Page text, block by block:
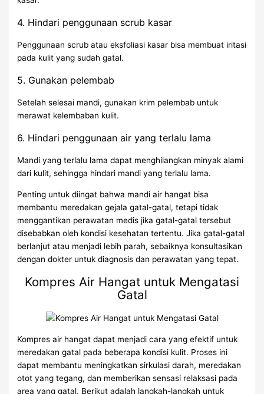
4. Hindari penggunaan scrub kasar
Penggunaan scrub atau eksfoliasi kasar bisa membuat iritasi
pada kulit yang sudah gatal.
5. Gunakan pelembab
Setelah selesai mandi, gunakan krim pelembab untuk
merawat kelembaban kulit.
6. Hindari penggunaan air yang terlalu lama
Mandi yang terlalu lama dapat menghilangkan minyak alami
dari kulit, sehingga hindari mandi yang terlalu lama.
Penting untuk diingat bahwa mandi air hangat bisa
membantu meredakan gejala gatal-gatal, tetapi tidak
menggantikan perawatan medis jika gatal-gatal tersebut
disebabkan oleh kondisi kesehatan tertentu. Jika gatal-gatal
berlanjut atau menjadi lebih parah, sebaiknya konsultasikan
dengan dokter untuk diagnosis dan perawatan yang tepat.
Kompres Air Hangat untuk Mengatasi
Gatal
Kompres air hangat dapat menjadi cara yang efektif untuk
meredakan gatal pada beberapa kondisi kulit. Proses ini
dapat membantu meningkatkan sirkulasi darah, meredakan
otot yang tegang, dan memberikan sensasi relaksasi pada
area yang gatal. Berikut adalah langkah-langkah untuk